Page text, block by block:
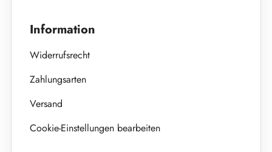
Information
Widerrufsrecht
Zahlungsarten
Versand
Cookie-Einstellungen bearbeiten